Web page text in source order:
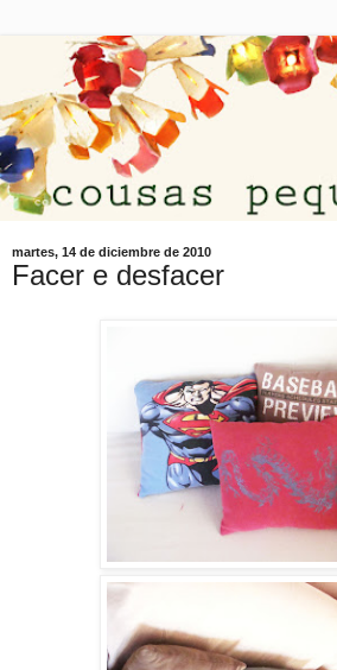
martes, 14 de diciembre de 2010
Facer e desfacer